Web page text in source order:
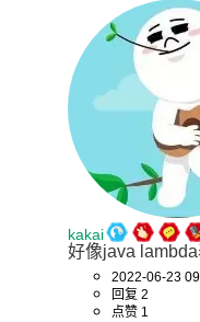
kakai
好像java
2022-06-23
回复 2
点赞 1